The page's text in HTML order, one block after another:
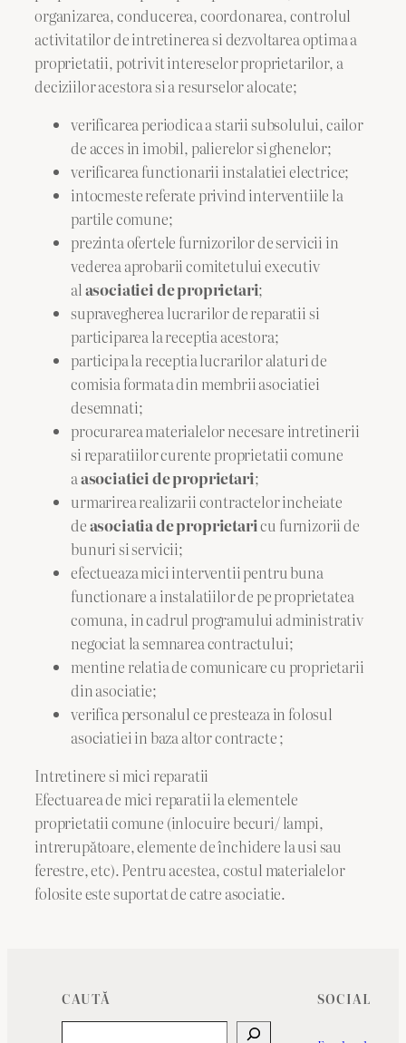
organizarea, conducerea, coordonarea, controlul
activitatilor de intretinerea si dezvoltarea optima a
proprietatii, potrivit intereselor proprietarilor, a
deciziilor acestora si a resurselor alocate;
verificarea periodica a starii subsolului, cailor
de acces in imobil, palierelor si ghenelor;
verificarea functionarii instalatiei electrice;
intocmeste referate privind interventiile la
partile comune;
prezinta ofertele furnizorilor de servicii in
vederea aprobarii comitetului executiv
alasociatiei de proprietari;
supravegherea lucrarilor de reparatii si
participarea la receptia acestora;
participa la receptia lucrarilor alaturi de
comisia formata din membrii asociatiei
desemnati;
procurarea materialelor necesare intretinerii
si reparatiilor curente proprietatii comune
aasociatiei de proprietari;
urmarirea realizarii contractelor incheiate
deasociatia de proprietaricu furnizorii de
bunuri si servicii;
efectueaza mici interventii pentru buna
functionare a instalatiilor de pe proprietatea
comuna, in cadrul programului administrativ
negociat la semnarea contractului;
mentine relatia de comunicare cu proprietarii
din asociatie;
verifica personalul ce presteaza in folosul
asociatiei in baza altor contracte ;
Intretinere si mici reparatii
Efectuarea de mici reparatii la elementele
proprietatii comune (inlocuire becuri/ lampi,
intrerupătoare, elemente de închidere la usi sau
ferestre, etc). Pentru acestea, costul materialelor
folosite este suportat de catre asociatie.
CAUTĂ SOCIAL